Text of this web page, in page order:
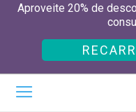
Aproveite 20% de